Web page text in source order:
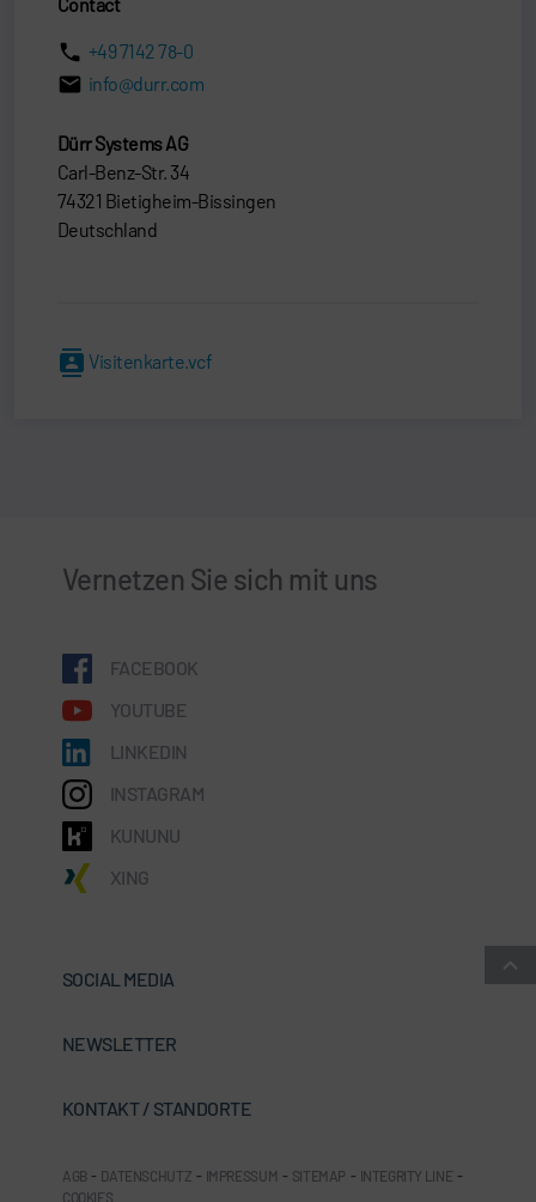
+49 7142 78-0
info@durr.com
Dürr Systems AG
Carl-Benz-Str. 34
74321 Bietigheim-Bissingen
Deutschland
Visitenkarte.vcf
Vernetzen Sie sich mit uns
FACEBOOK
YOUTUBE
LINKEDIN
INSTAGRAM
KUNUNU
XING
SOCIAL MEDIA
NEWSLETTER
KONTAKT / STANDORTE
AGB - DATENSCHUTZ - IMPRESSUM - SITEMAP - INTEGRITY LINE -
COOKIES